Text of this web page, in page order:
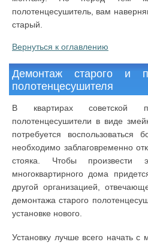
полотенцесушитель, вам
старый.
Вернуться к оглавлению
Демонтаж старого и
полотенцесушителя
В квартирах советской
полотенцесушители в виде
потребуется
необходимо заблаговременно
стояка. Чтобы произвести
многоквартирного дома
другой организацией,
демонтажа старого
установке нового.
Установку лучше всего начать